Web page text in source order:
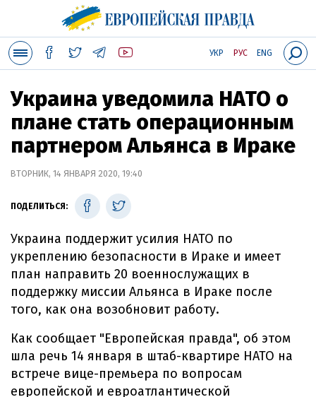
УКР РУС ENG
Украина уведомила НАТО о
плане стать операционным
партнером Альянса в Ираке
ВТОРНИК, 14 ЯНВАРЯ 2020, 19:40
ПОДЕЛИТЬСЯ:
Украина поддержит усилия НАТО по
укреплению безопасности в Ираке и имеет
план направить 20 военнослужащих в
поддержку миссии Альянса в Ираке после
того, как она возобновит работу.
Как сообщает "Европейская правда", об этом
шла речь 14 января в штаб-квартире НАТО на
встрече вице-премьера по вопросам
европейской и евроатлантической